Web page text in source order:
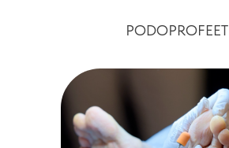
PODOPROFEET